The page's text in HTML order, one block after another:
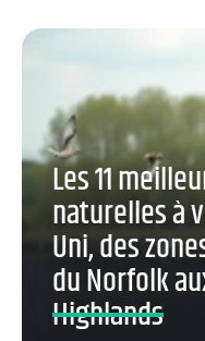
Les 11
naturelles à
Uni, des
du Norfolk
Highlands